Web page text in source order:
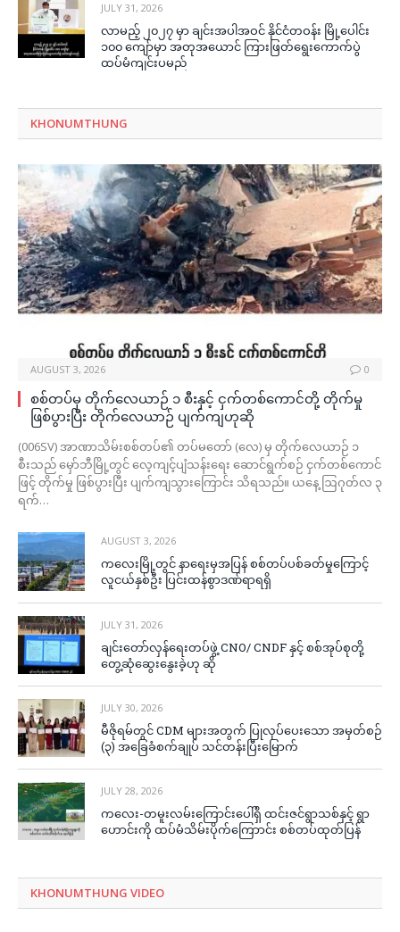
JULY 31, 2026
လာမည့် ၂၀၂၇ မှာ ချင်းအပါအဝင် နိုင်ငံတဝန်း မြို့ပေါင်း
၁၀၀ ကျော်မှာ အတုအယောင် ကြားဖြတ်ရွေးကောက်ပွဲ
ထပ်မံကျင်းပမည်
KHONUMTHUNG
AUGUST 3, 2026 0
စစ်တပ်မှ တိုက်လေယာဉ် ၁ စီးနှင့် ငှက်တစ်ကောင်တို့ တိုက်မှု
ဖြစ်ပွားပြီး တိုက်လေယာဉ် ပျက်ကျဟုဆို
(006SV) အာဏာသိမ်းစစ်တပ်၏ တပ်မတော် (လေ) မှ တိုက်လေယာဉ် ၁
စီးသည် မှော်ဘီမြို့တွင် လေ့ကျင့်ပျံသန်းရေး ဆောင်ရွက်စဉ် ငှက်တစ်ကောင်
ဖြင့် တိုက်မှု ဖြစ်ပွားပြီး ပျက်ကျသွားကြောင်း သိရသည်။ ယနေ့ ဩဂုတ်လ ၃
ရက်…
AUGUST 3, 2026
ကလေးမြို့တွင် နာရေးမှအပြန် စစ်တပ်ပစ်ခတ်မှုကြောင့်
လူငယ်နှစ်ဦး ပြင်းထန်စွာဒဏ်ရာရရှိ
JULY 31, 2026
ချင်းတော်လှန်ရေးတပ်ဖွဲ့ CNO/ CNDF နှင့် စစ်အုပ်စုတို့
တွေ့ဆုံဆွေးနွေးခဲ့ဟု ဆို
JULY 30, 2026
မီဇိုရမ်တွင် CDM များအတွက် ပြုလုပ်ပေးသော အမှတ်စဉ်
(၃) အခြေခံစက်ချုပ် သင်တန်းပြီးမြောက်
JULY 28, 2026
ကလေး-တမူးလမ်းကြောင်းပေါ်ရှိ ထင်းဇင်ရွာသစ်နှင့် ရွာ
ဟောင်းကို ထပ်မံသိမ်းပိုက်ကြောာင်း စစ်တပ်ထုတ်ပြန်
KHONUMTHUNG VIDEO